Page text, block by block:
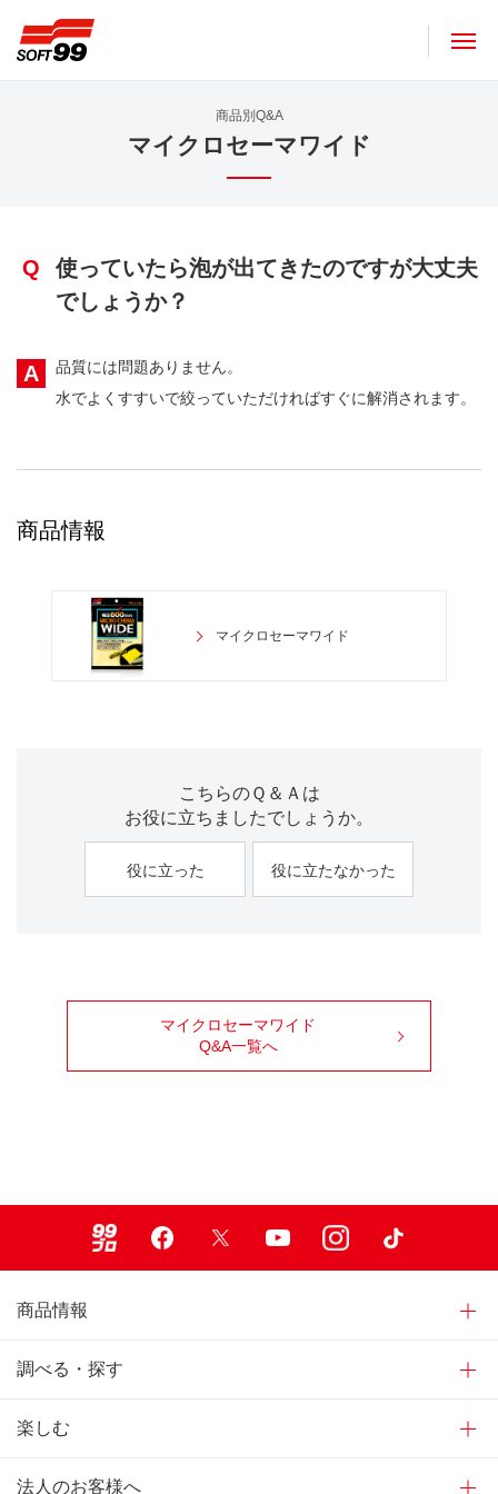
商品別Q&A
マイクロセーマワイド
Q
使っていたら泡が出てきたのですが大丈夫
でしょうか？
A
品質には問題ありません。
水でよくすすいで絞っていただければすぐに解消されます。
商品情報
マイクロセーマワイド
こちらのＱ＆Ａは
お役に立ちましたでしょうか。
役に立った 役に立たなかった
マイクロセーマワイド
Q&A一覧へ
商品情報
調べる・探す
楽しむ
法人のお客様へ